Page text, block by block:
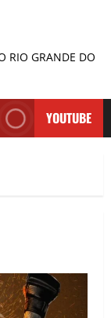
RIO GRANDE DO
YOUTUBE